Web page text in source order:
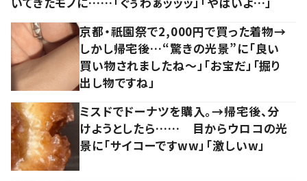
京都・祇園祭で2,000円で買った着物→
しかし帰宅後…“驚きの光景”に「良い
買い物されましたね～」「お宝だ」「掘り
出し物ですね」
ミスドでドーナツを購入。→帰宅後、分
けようとしたら…… 目からウロコの光
景に「サイコーですww」「激しいw」